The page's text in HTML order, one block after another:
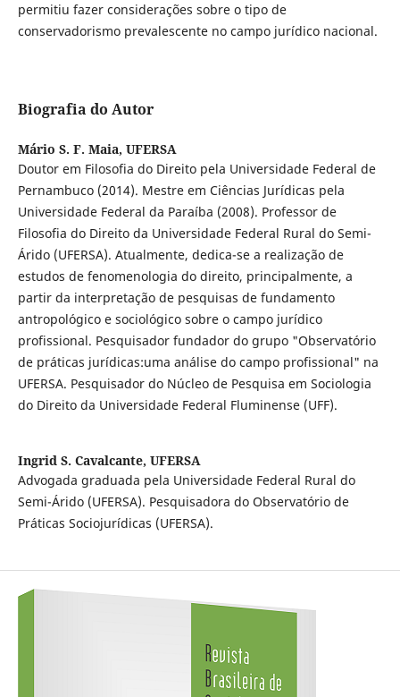
permitiu fazer considerações sobre o tipo de
conservadorismo prevalescente no campo jurídico nacional.
Biografia do Autor
Mário S. F. Maia, UFERSA
Doutor em Filosofia do Direito pela Universidade Federal de
Pernambuco (2014). Mestre em Ciências Jurídicas pela
Universidade Federal da Paraíba (2008). Professor de
Filosofia do Direito da Universidade Federal Rural do Semi-
Árido (UFERSA). Atualmente, dedica-se a realização de
estudos de fenomenologia do direito, principalmente, a
partir da interpretação de pesquisas de fundamento
antropológico e sociológico sobre o campo jurídico
profissional. Pesquisador fundador do grupo "Observatório
de práticas jurídicas:uma análise do campo profissional" na
UFERSA. Pesquisador do Núcleo de Pesquisa em Sociologia
do Direito da Universidade Federal Fluminense (UFF).
Ingrid S. Cavalcante, UFERSA
Advogada graduada pela Universidade Federal Rural do
Semi-Árido (UFERSA). Pesquisadora do Observatório de
Práticas Sociojurídicas (UFERSA).